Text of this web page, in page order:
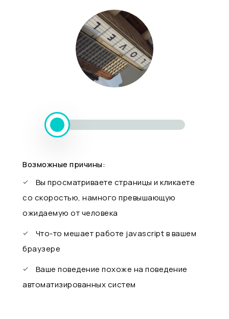
Возможные причины:
Вы просматриваете страницы и кликаете
со скоростью, намного превышающую
ожидаемую от человека
Что-то мешает работе javascript в вашем
браузере
Ваше поведение похоже на поведение
автоматизированных систем